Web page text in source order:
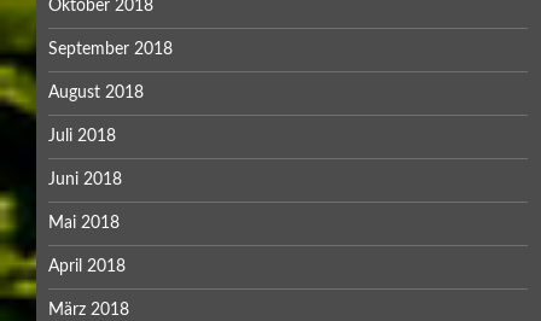
Oktober 2018
September 2018
August 2018
Juli 2018
Juni 2018
Mai 2018
April 2018
März 2018